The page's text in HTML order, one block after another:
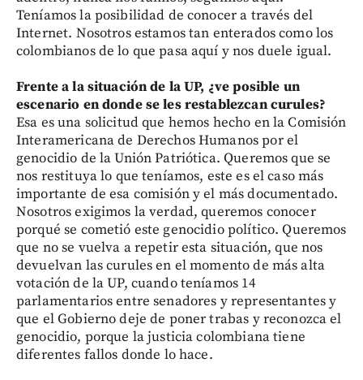
Teníamos la posibilidad de conocer a través del
Internet. Nosotros estamos tan enterados como los
colombianos de lo que pasa aquí y nos duele igual.
Frente a la situación de la UP, ¿ve posible un
escenario en donde se les restablezcan curules?
Esa es una solicitud que hemos hecho en la Comisión
Interamericana de Derechos Humanos por el
genocidio de la Unión Patriótica. Queremos que se
nos restituya lo que teníamos, este es el caso más
importante de esa comisión y el más documentado.
Nosotros exigimos la verdad, queremos conocer
porqué se cometió este genocidio político. Queremos
que no se vuelva a repetir esta situación, que nos
devuelvan las curules en el momento de más alta
votación de la UP, cuando teníamos 14
parlamentarios entre senadores y representantes y
que el Gobierno deje de poner trabas y reconozca el
genocidio, porque la justicia colombiana tiene
diferentes fallos donde lo hace.